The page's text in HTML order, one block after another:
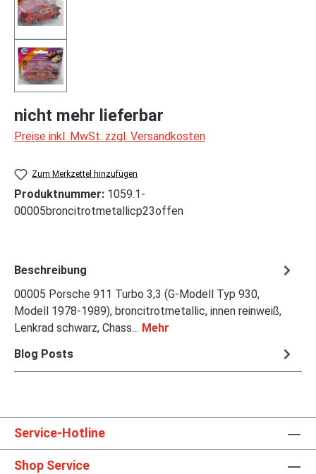
nicht mehr lieferbar
Preise inkl. MwSt. zzgl. Versandkosten
Zum Merkzettel hinzufügen
Produktnummer: 1059.1-
00005broncitrotmetallicp23offen
Beschreibung
00005 Porsche 911 Turbo 3,3 (G-Modell Typ 930,
Modell 1978-1989), broncitrotmetallic, innen reinweiß,
Lenkrad schwarz, Chass… Mehr
Blog Posts
Service-Hotline
Shop Service